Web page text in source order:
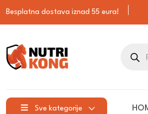
Besplatna dostava iznad 55 eura!
Sve kategorije